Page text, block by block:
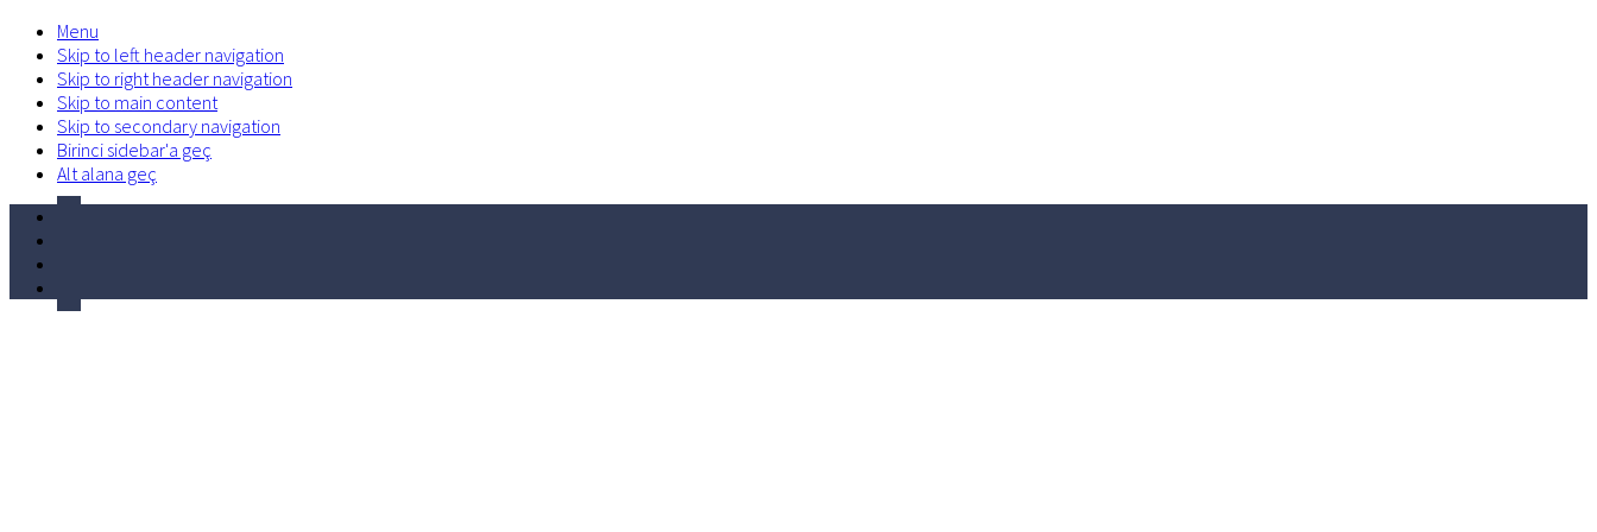
Menu
Skip to left header navigation
Skip to right header navigation
Skip to main content
Skip to secondary navigation
Birinci sidebar'a geç
Alt alana geç
Before
Header
control-